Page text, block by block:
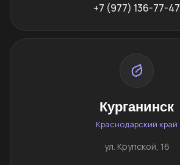
+7 (977) 136-77-47
Курганинск
Краснодарский край
ул. Крупской, 16